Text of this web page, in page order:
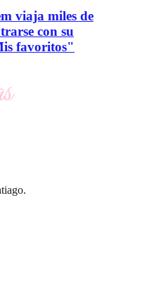
viaja miles de
con su
favoritos"